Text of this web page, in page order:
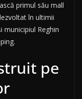
primul său mall
în ultimii
municipiul Reghin
pe